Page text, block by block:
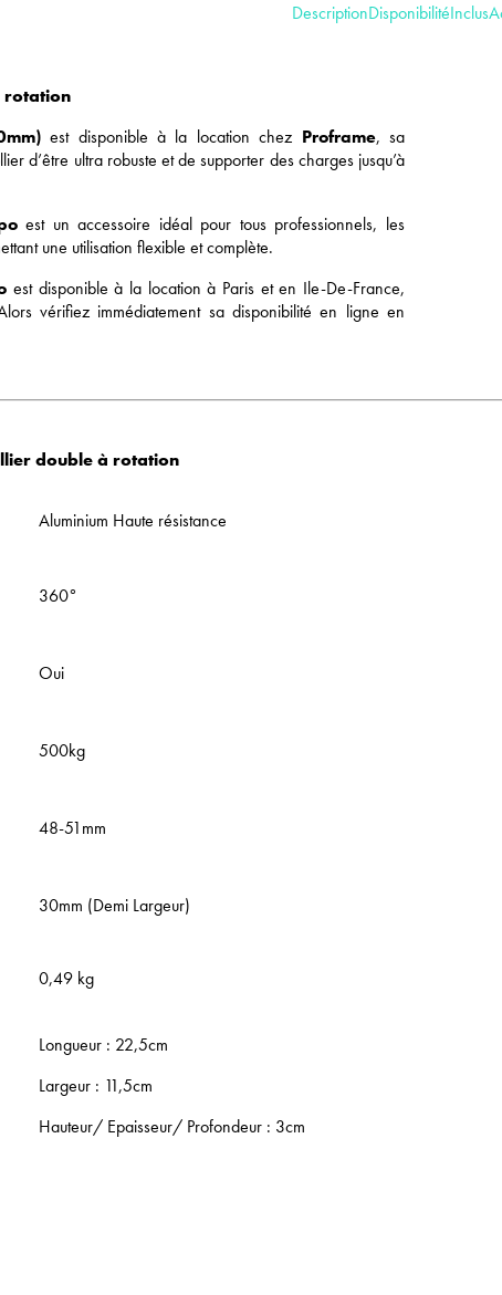
DescriptionDisponibilitéInclus
rotation
est disponible à la location chez Proframe, sa
d’être ultra robuste et de supporter des charges jusqu’à
est un accessoire idéal pour tous professionnels, les
une utilisation flexible et complète.
est disponible à la location à Paris et en Ile-De-France,
vérifiez immédiatement sa disponibilité en ligne en
double à rotation
Aluminium Haute résistance
360°
Oui
500kg
48-51mm
30mm (Demi Largeur)
0,49 kg
Longueur : 22,5cm
Largeur : 11,5cm
Hauteur/ Epaisseur/ Profondeur : 3cm